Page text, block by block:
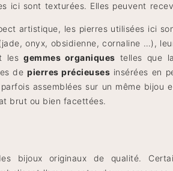
ici sont texturées. Elles peuvent
artistique, les pierres utilisées ici
onyx, obsidienne, cornaline …),
les gemmes organiques telles que
de pierres précieuses insérées en
assemblées sur un même bijou
brut ou bien facettées.
bijoux originaux de qualité.